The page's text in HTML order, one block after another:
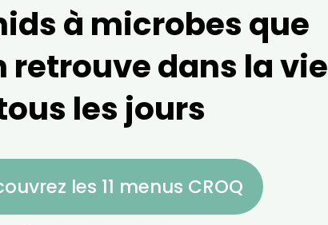
à microbes que
retrouve dans la vie
les jours
les 11 menus CROQ